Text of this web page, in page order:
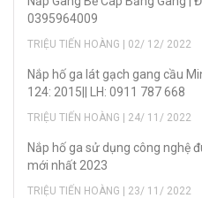
0395964009
TRIỆU TIẾN HOÀNG | 02/ 12/ 2022
Nắp hố ga lát gạch gang cầu
124: 2015|| LH: 0911 787 668
TRIỆU TIẾN HOÀNG | 24/ 11/ 2022
Nắp hố ga sử dụng công nghệ
mới nhất 2023
TRIỆU TIẾN HOÀNG | 23/ 11/ 2022